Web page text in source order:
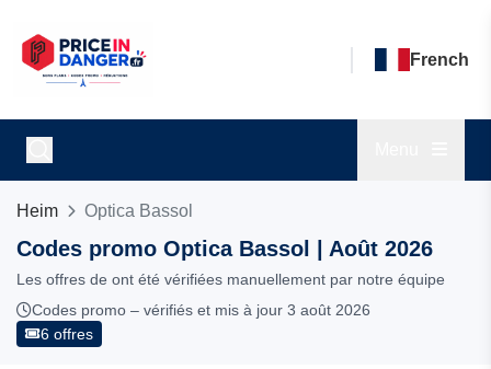
French
Heim Optica Bassol
Codes promo Optica Bassol | Août 2026
Les offres de ont été vérifiées manuellement par notre équipe
Codes promo – vérifiés et mis à jour 3 août 2026
6 offres